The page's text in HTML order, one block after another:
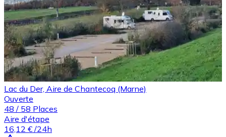
Lac du Der, Aire de Chantecoq (Marne)
Ouverte
48 / 58 Places
Aire d'étape
16,12 € /24h